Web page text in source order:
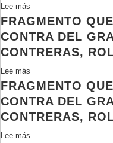
Chile
que
en
alguna
le
aplica
la
Lee más
Fragmento
querella
criminal
en
del
Gral
(R)
FRAGMENTO
CONTRA DEL
CONTRERAS,
Lee más
Fragmento
querella
criminal
en
FRAGMENTO
CONTRA DEL
CONTRERAS,
Lee más